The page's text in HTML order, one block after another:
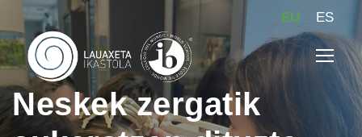
EU ES
Neskek zergatik